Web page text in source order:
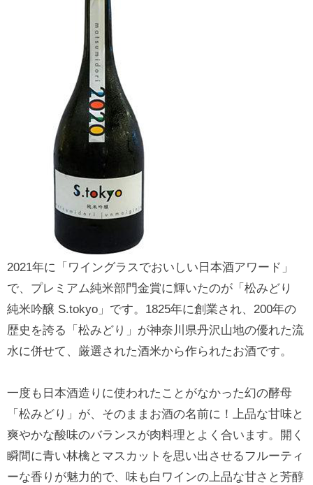
2021年に「ワイングラスでおいしい日本酒アワード」
で、プレミアム純米部門金賞に輝いたのが「松みどり
純米吟醸 S.tokyo」です。1825年に創業され、200年の
歴史を誇る「松みどり」が神奈川県丹沢山地の優れた流
水に併せて、厳選された酒米から作られたお酒です。
一度も日本酒造りに使われたことがなかった幻の酵母
「松みどり」が、そのままお酒の名前に！上品な甘味と
爽やかな酸味のバランスが肉料理とよく合います。開く
瞬間に青い林檎とマスカットを思い出させるフルーティ
ーな香りが魅力的で、味も白ワインの上品な甘さと芳醇